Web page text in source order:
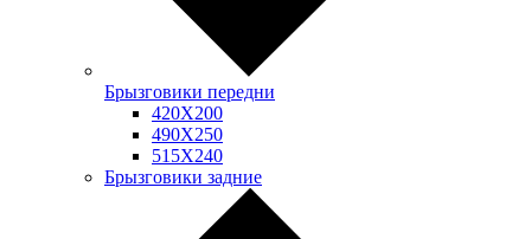
Брызговики передни
420Х200
490Х250
515Х240
Брызговики задние